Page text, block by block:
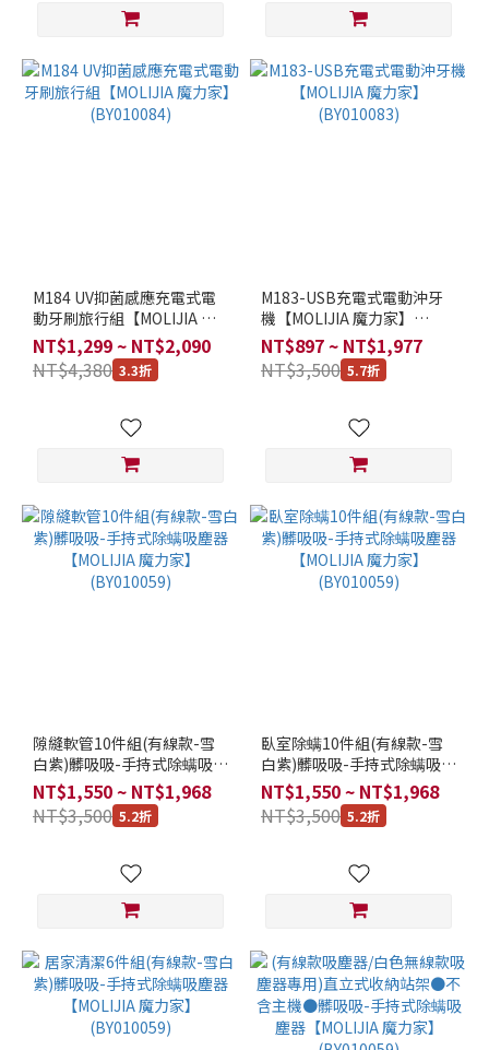
M184 UV抑菌感應充電式電
動牙刷旅行組【MOLIJIA 魔
力家】(BY010084)
NT$1,299 ~ NT$2,090
NT$4,380 3.3折
M183-USB充電式電動沖牙
機【MOLIJIA 魔力家】
(BY010083)
NT$897 ~ NT$1,977
NT$3,500 5.7折
隙縫軟管10件組(有線款-雪
白紫)髒吸吸-手持式除螨吸塵
器【MOLIJIA 魔力家】
(BY010059)
NT$1,550 ~ NT$1,968
NT$3,500 5.2折
臥室除螨10件組(有線款-雪
白紫)髒吸吸-手持式除螨吸塵
器【MOLIJIA 魔力家】
(BY010059)
NT$1,550 ~ NT$1,968
NT$3,500 5.2折